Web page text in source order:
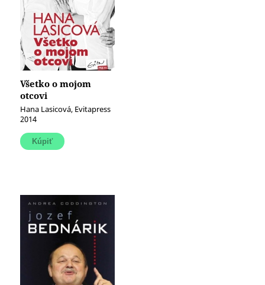
Všetko o mojom
otcovi
Hana Lasicová, Evitapress
2014